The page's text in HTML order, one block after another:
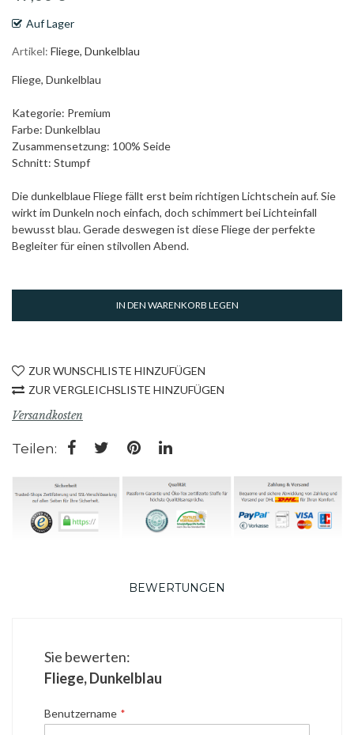
Auf Lager
Artikel Fliege, Dunkelblau
Fliege, Dunkelblau
Kategorie: Premium
Farbe: Dunkelblau
Zusammensetzung: 100% Seide
Schnitt: Stumpf
Die dunkelblaue Fliege fällt erst beim richtigen Lichtschein auf. Sie
wirkt im Dunkeln noch einfach, doch schimmert bei Lichteinfall
bewusst blau. Gerade deswegen ist diese Fliege der perfekte
Begleiter für einen stilvollen Abend.
IN DEN WARENKORB LEGEN
ZUR WUNSCHLISTE HINZUFÜGEN
ZUR VERGLEICHSLISTE HINZUFÜGEN
Versandkosten
Teilen:
BEWERTUNGEN
Sie bewerten:
Fliege, Dunkelblau
Benutzername